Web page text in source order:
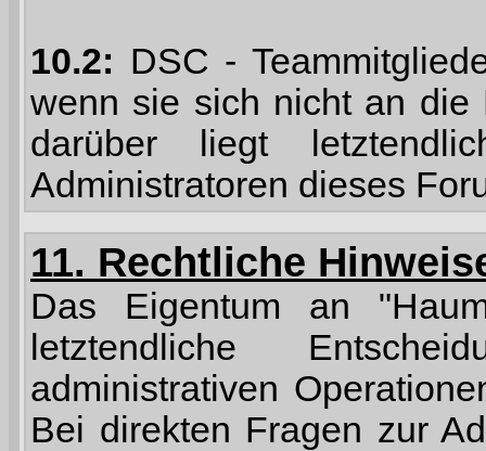
10.2: DSC -
wenn sie sich nicht an die
darüber liegt
Administratoren dieses
11. Rechtliche
Das Eigentum an
letztendliche
administrativen
Bei direkten Fragen zur